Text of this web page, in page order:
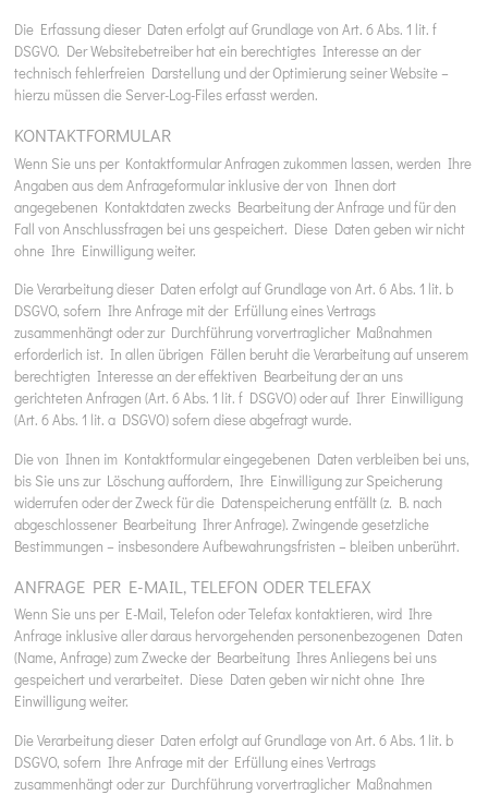
Die Erfassung dieser Daten erfolgt auf Grundlage von Art. 6 Abs. 1 lit. f
DSGVO. Der Websitebetreiber hat ein berechtigtes Interesse an der
technisch fehlerfreien Darstellung und der Optimierung seiner Website –
hierzu müssen die Server-Log-Files erfasst werden.
KONTAKTFORMULAR
Wenn Sie uns per Kontaktformular Anfragen zukommen lassen, werden Ihre
Angaben aus dem Anfrageformular inklusive der von Ihnen dort
angegebenen Kontaktdaten zwecks Bearbeitung der Anfrage und für den
Fall von Anschlussfragen bei uns gespeichert. Diese Daten geben wir nicht
ohne Ihre Einwilligung weiter.
Die Verarbeitung dieser Daten erfolgt auf Grundlage von Art. 6 Abs. 1 lit. b
DSGVO, sofern Ihre Anfrage mit der Erfüllung eines Vertrags
zusammenhängt oder zur Durchführung vorvertraglicher Maßnahmen
erforderlich ist. In allen übrigen Fällen beruht die Verarbeitung auf unserem
berechtigten Interesse an der effektiven Bearbeitung der an uns
gerichteten Anfragen (Art. 6 Abs. 1 lit. f DSGVO) oder auf Ihrer Einwilligung
(Art. 6 Abs. 1 lit. a DSGVO) sofern diese abgefragt wurde.
Die von Ihnen im Kontaktformular eingegebenen Daten verbleiben bei uns,
bis Sie uns zur Löschung auffordern, Ihre Einwilligung zur Speicherung
widerrufen oder der Zweck für die Datenspeicherung entfällt (z. B. nach
abgeschlossener Bearbeitung Ihrer Anfrage). Zwingende gesetzliche
Bestimmungen – insbesondere Aufbewahrungsfristen – bleiben unberührt.
ANFRAGE PER E-MAIL, TELEFON ODER TELEFAX
Wenn Sie uns per E-Mail, Telefon oder Telefax kontaktieren, wird Ihre
Anfrage inklusive aller daraus hervorgehenden personenbezogenen Daten
(Name, Anfrage) zum Zwecke der Bearbeitung Ihres Anliegens bei uns
gespeichert und verarbeitet. Diese Daten geben wir nicht ohne Ihre
Einwilligung weiter.
Die Verarbeitung dieser Daten erfolgt auf Grundlage von Art. 6 Abs. 1 lit. b
DSGVO, sofern Ihre Anfrage mit der Erfüllung eines Vertrags
zusammenhängt oder zur Durchführung vorvertraglicher Maßnahmen